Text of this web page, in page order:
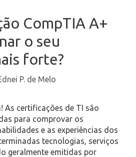
CompTIA A+
o seu
forte?
P. de Melo
As certificações de TI são
para comprovar os
e as experiências dos
tecnologias, serviços
geralmente emitidas por